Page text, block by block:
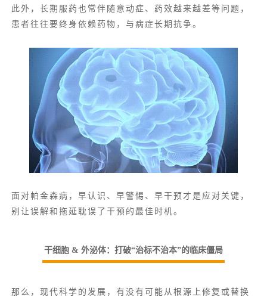
此外，长期服药也常伴随意动症、药效越来越差等问题，
患者往往要终身依赖药物，与病症长期抗争。
面对帕金森病，早认识、早警惕、早干预才是应对关键，
别让误解和拖延耽误了干预的最佳时机。
干细胞 & 外泌体：打破“治标不治本”的临床僵局
那么，现代科学的发展，有没有可能从根源上修复或替换